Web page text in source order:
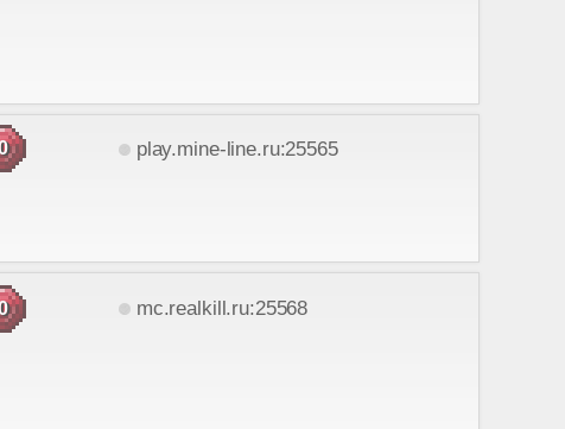
play.mine-line.ru:25565
mc.realkill.ru:25568